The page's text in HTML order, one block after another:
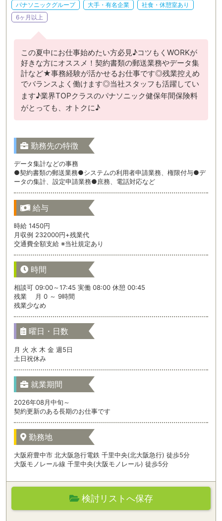
パナソニックグループ
大手・有名企業
社食・休憩室あり
6ヶ月以上
この夏中にお仕事始めたい方必見♪コツもくWORKが
好きな方にオススメ！契約書類の郵送業務やデータ集
計など★事務経験が活かせるお仕事です◎残業控えめ
でバランスよく働けます◎当社スタッフも活躍してい
ます♪業界TOPクラスのパナソニック健保年間保険料
がとっても、オトクに♪
勤務先の特徴
データ集計などの事務
●契約書類の郵送業務●システムの利用者申請業務、権限付与●デ
ータの集計、設定申請業務●庶務、電話対応など
給与
時給 1450円
月収例 232000円+残業代
交通費全額支給 ※当社規定あり
時間
相談可 09:00～17:45 実働 08:00 休憩 00:45
残業 月 0 ～ 9時間
残業少なめ
曜日・日数
月 火 水 木 金 週5日
土日祝休み
就業期間
2026年08月中旬～
契約更新のある長期のお仕事です
勤務地
大阪府豊中市 北大阪急行電鉄 千里中央(北大阪急行) 徒歩5分
大阪モノレール線 千里中央(大阪モノレール) 徒歩5分
検討リストへ保存